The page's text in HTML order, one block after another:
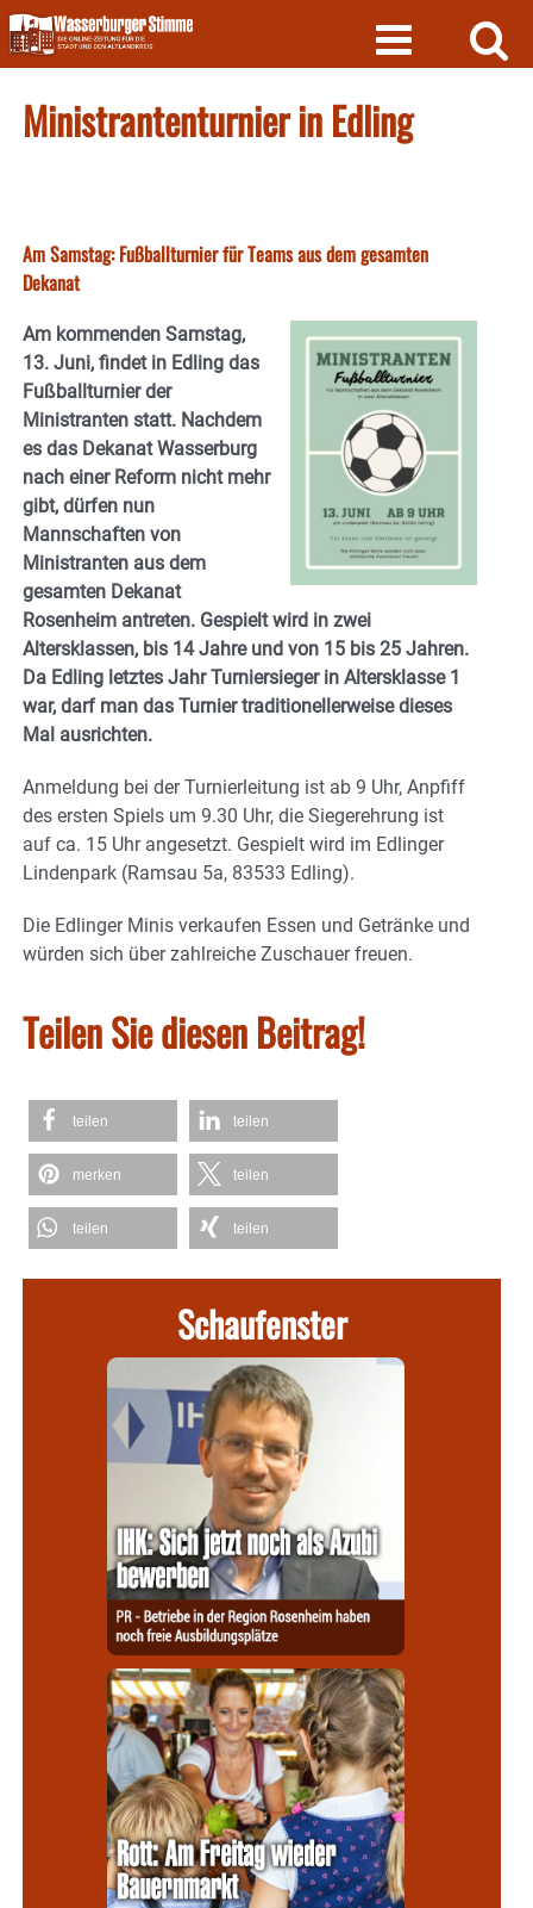
Skip
to
content
Ministrantenturnier in Edling
Am Samstag: Fußballturnier für Teams aus dem gesamten
Dekanat
Am kommenden Samstag,
13. Juni, findet in Edling das
Fußballturnier der
Ministranten statt. Nachdem
es das Dekanat Wasserburg
nach einer Reform nicht mehr
gibt, dürfen nun
Mannschaften von
Ministranten aus dem
gesamten Dekanat
Rosenheim antreten. Gespielt wird in zwei
Altersklassen, bis 14 Jahre und von 15 bis 25 Jahren.
Da Edling letztes Jahr Turniersieger in Altersklasse 1
war, darf man das Turnier traditionellerweise dieses
Mal ausrichten.
Anmeldung bei der Turnierleitung ist ab 9 Uhr, Anpfiff
des ersten Spiels um 9.30 Uhr, die Siegerehrung ist
auf ca. 15 Uhr angesetzt. Gespielt wird im Edlinger
Lindenpark (Ramsau 5a, 83533 Edling).
Die Edlinger Minis verkaufen Essen und Getränke und
würden sich über zahlreiche Zuschauer freuen.
Teilen Sie diesen Beitrag!
teilen teilen
merken teilen
teilen teilen
Schaufenster